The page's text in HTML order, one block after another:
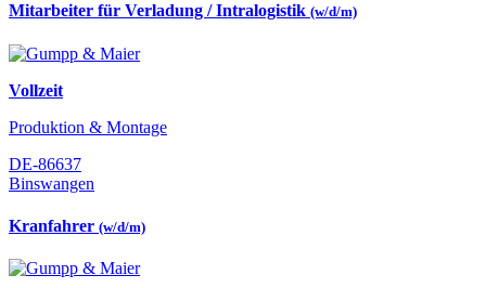
Mitarbeiter für Verladung / Intralogistik (w/d/m)
Vollzeit
Produktion & Montage
DE-86637
Binswangen
Kranfahrer (w/d/m)